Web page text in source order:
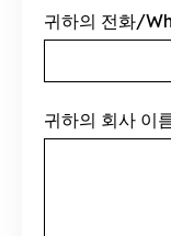
귀하의 전화/
귀하의 회사 이